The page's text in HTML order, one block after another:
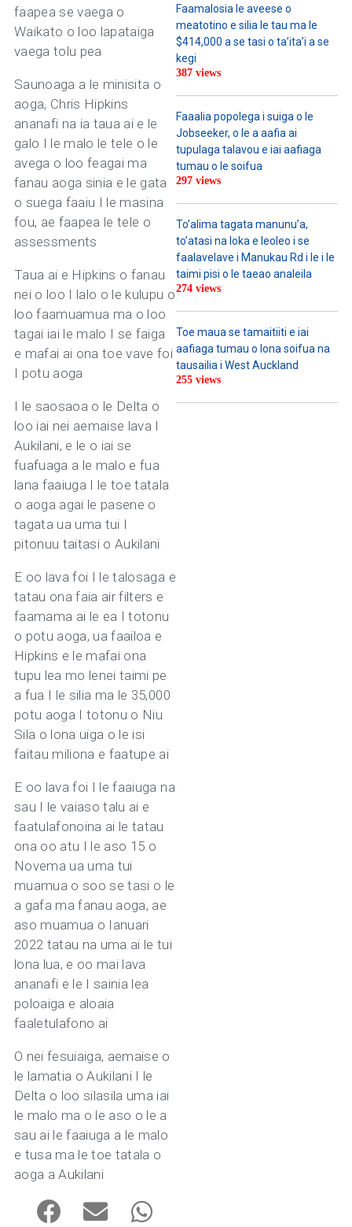
faapea se vaega o
Waikato o loo lapataiga
vaega tolu pea
Saunoaga a le minisita o
aoga, Chris Hipkins
ananafi na ia taua ai e le
galo I le malo le tele o le
avega o loo feagai ma
fanau aoga sinia e le gata
o suega faaiu I le masina
fou, ae faapea le tele o
assessments
Taua ai e Hipkins o fanau
nei o loo I lalo o le kulupu o
loo faamuamua ma o loo
tagai iai le malo I se faiga
e mafai ai ona toe vave foi
I potu aoga
I le saosaoa o le Delta o
loo iai nei aemaise lava I
Aukilani, e le o iai se
fuafuaga a le malo e fua
lana faaiuga I le toe tatala
o aoga agai le pasene o
tagata ua uma tui I
pitonuu taitasi o Aukilani
E oo lava foi I le talosaga e
tatau ona faia air filters e
faamama ai le ea I totonu
o potu aoga, ua faailoa e
Hipkins e le mafai ona
tupu lea mo lenei taimi pe
a fua I le silia ma le 35,000
potu aoga I totonu o Niu
Sila o lona uiga o le isi
faitau miliona e faatupe ai
E oo lava foi I le faaiuga na
sau I le vaiaso talu ai e
faatulafonoina ai le tatau
ona oo atu I le aso 15 o
Novema ua uma tui
muamua o soo se tasi o le
a gafa ma fanau aoga, ae
aso muamua o Ianuari
2022 tatau na uma ai le tui
lona lua, e oo mai lava
ananafi e le I sainia lea
poloaiga e aloaia
faaletulafono ai
O nei fesuiaiga, aemaise o
le lamatia o Aukilani I le
Delta o loo silasila uma iai
le malo ma o le aso o le a
sau ai le faaiuga a le malo
e tusa ma le toe tatala o
aoga a Aukilani
Faamalosia le aveese o
meatotino e silia le tau ma le
$414,000 a se tasi o ta’ita’i a se
kegi
387 views
Faaalia popolega i suiga o le
Jobseeker, o le a aafia ai
tupulaga talavou e iai aafiaga
tumau o le soifua
297 views
To’alima tagata manunu’a,
to’atasi na loka e leoleo i se
faalavelave i Manukau Rd i le i le
taimi pisi o le taeao analeila
274 views
Toe maua se tamaitiiti e iai
aafiaga tumau o lona soifua na
tausailia i West Auckland
255 views